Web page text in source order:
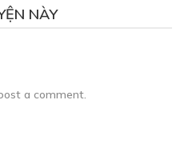
NÀY
a comment.